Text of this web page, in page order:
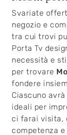
Svariate
negozio e
tra cui trovi
Porta Tv
necessità e
per trovare
fondere
Ciascuno
ideali per
ci farai visita,
competenza